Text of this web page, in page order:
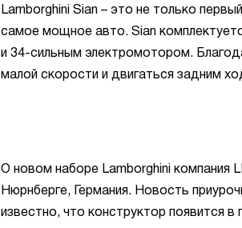
Lamborghini Sian – это не только
самое мощное авто. Sian
и 34-сильным электромотором.
малой скорости и двигаться задним
О новом наборе Lamborghini компания
Нюрнберге, Германия. Новость
известно, что конструктор появится